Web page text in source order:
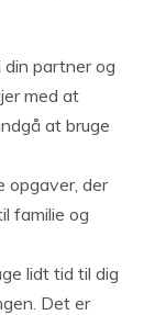
partner og
med at
at bruge
opgaver, der
familie og
lidt tid til dig
Det er